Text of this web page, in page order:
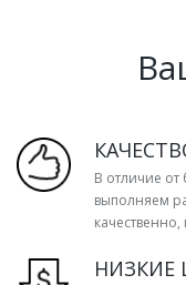
В отличие
выполняем
качественно,
НИЗКИЕ